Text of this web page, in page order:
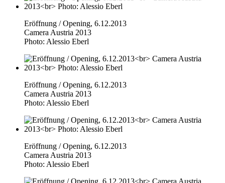
Eröffnung / Opening, 6.12.2013
Camera Austria 2013
Photo: Alessio Eberl
Eröffnung / Opening, 6.12.2013
Camera Austria 2013
Photo: Alessio Eberl
Eröffnung / Opening, 6.12.2013
Camera Austria 2013
Photo: Alessio Eberl